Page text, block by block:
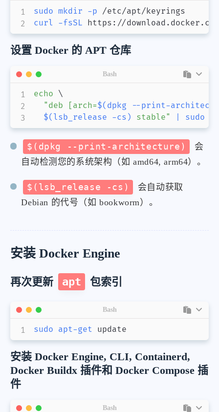
sudo mkdir -p
curl
-fsSL https://
设置 Docker 的 APT 仓库
echo \
"deb [arch=$( dpkg --print-
$( lsb_release -cs ) stable" sudo
Bash
$(dpkg --print-architecture)
会
自动检测您的系统架构（如 amd64, arm64）。
$(lsb_release -cs)
会自动获取
Debian 的代号（如 bookworm）。
安装 Docker Engine
再次更新 apt 包索引
sudo apt-get update
Bash
安装 Docker Engine, CLI, Containerd,
Docker Buildx 插件和 Docker Compose 插
件
Bash